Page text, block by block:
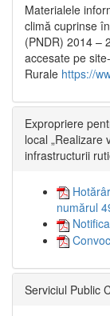
Materialele
climă cuprinse
(PNDR) 2014 –
accesate pe
Rurale https://
Expropriere
local „Realizare
infrastructurii
numărul
Serviciul Public